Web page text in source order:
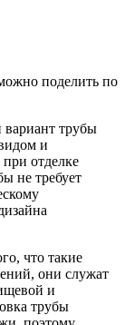
поделить по
трубы
и
при отделке
не требует
что такие
они служат
и
трубы